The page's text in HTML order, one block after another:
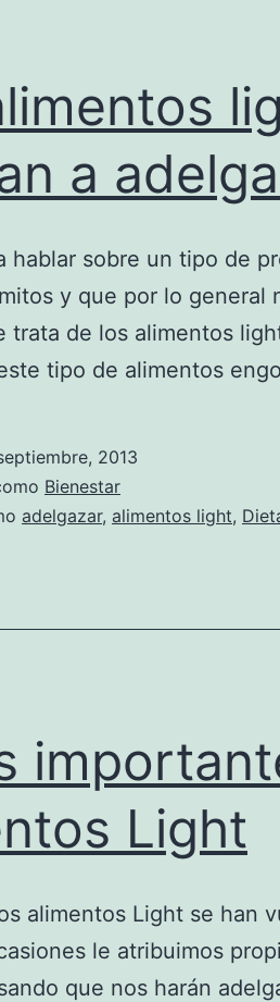
a
hablar sobre un tipo de
y que por lo general
trata de los alimentos
tipo de alimentos
2013
Bienestar
adelgazar, alimentos light,
Light
alimentos Light se han
le atribuimos
que nos harán